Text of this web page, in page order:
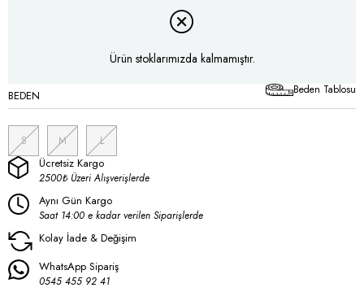
Ürün stoklarımızda kalmamıştır.
BEDEN
S M L
Beden Tablosu
Ücretsiz Kargo
2500₺ Üzeri Alışverişlerde
Aynı Gün Kargo
Saat 14:00 e kadar verilen Siparişlerde
Kolay İade & Değişim
WhatsApp Sipariş
0545 455 92 41